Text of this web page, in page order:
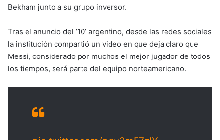
Bekham junto a su grupo inversor.
Tras el anuncio del ’10’ argentino, desde las redes sociales
la institución compartió un video en que deja claro que
Messi, considerado por muchos el mejor jugador de todos
los tiempos, será parte del equipo norteamericano.